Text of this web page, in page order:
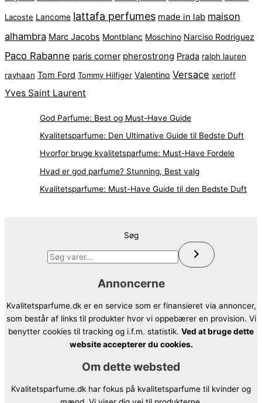
Lacoste Lancome lattafa perfumes made in lab maison
alhambra Marc Jacobs Montblanc Moschino Narciso Rodriguez
Paco Rabanne paris corner pherostrong Prada ralph lauren
rayhaan Tom Ford Tommy Hilfiger Valentino Versace xerjoff
Yves Saint Laurent
God Parfume: Best og Must-Have Guide
Kvalitetsparfume: Den Ultimative Guide til Bedste Duft
Hvorfor bruge kvalitetsparfume: Must-Have Fordele
Hvad er god parfume? Stunning, Best valg
Kvalitetsparfume: Must-Have Guide til den Bedste Duft
Søg
Annoncerne
Kvalitetsparfume.dk er en service som er finansieret via annoncer,
som består af links til produkter hvor vi oppebærer en provision. Vi
benytter cookies til tracking og i.f.m. statistik. Ved at bruge dette
website accepterer du cookies.
Om dette websted
Kvalitetsparfume.dk har fokus på kvalitetsparfume til kvinder og